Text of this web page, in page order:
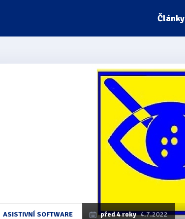
Články
ASISTIVNÍ SOFTWARE před 4 roky 4.7.2022